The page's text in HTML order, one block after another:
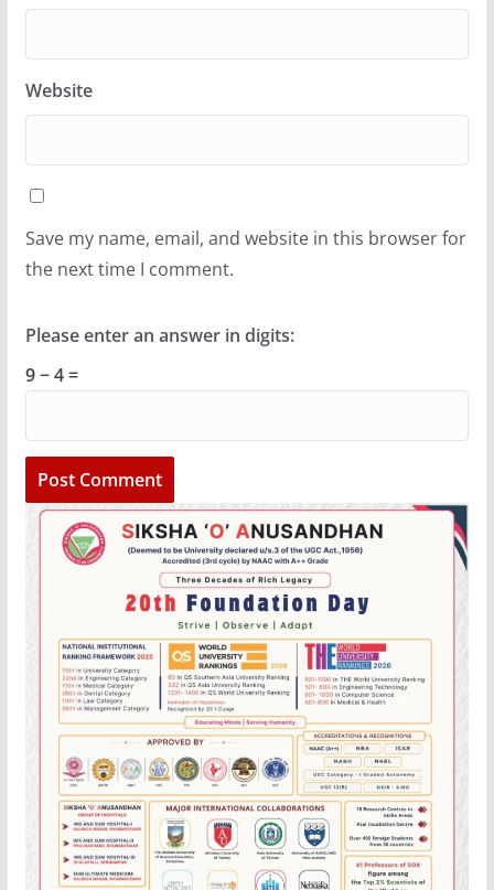
Website
Save my name, email, and website in this browser for
the next time I comment.
Please enter an answer in digits:
9 − 4 =